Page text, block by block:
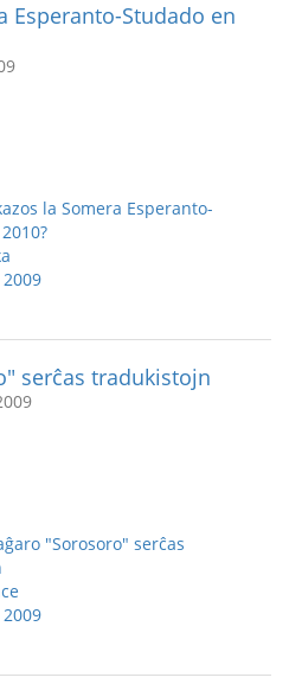
Esperanto-Studado en
la Somera Esperanto-
serĉas tradukistojn
"Sorosoro" serĉas